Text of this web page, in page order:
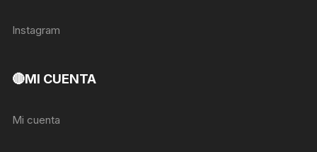
Instagram
🔴MI CUENTA
Mi cuenta